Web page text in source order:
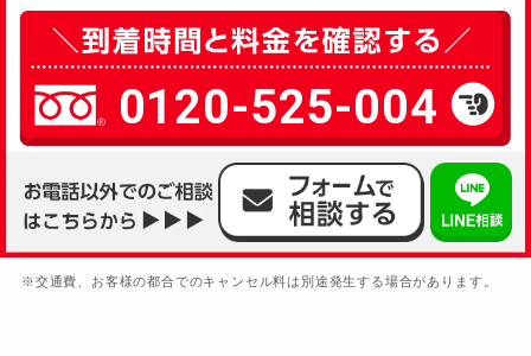
0120-525-004
※交通費、お客様の都合でのキャンセル料は別途発生する場合があります。